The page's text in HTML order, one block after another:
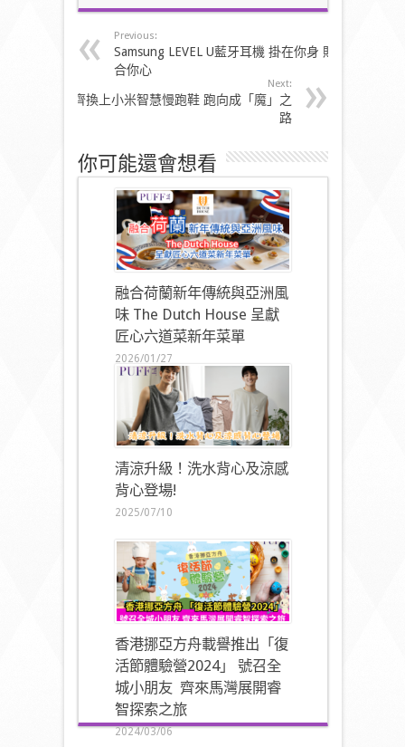
Previous:
Samsung LEVEL U藍牙耳機 掛在你身 貼
合你心
Next:
齊換上小米智慧慢跑鞋 跑向成「魔」之
路
你可能還會想看
融合荷蘭新年傳統與亞洲風
味 The Dutch House 呈獻
匠心六道菜新年菜單
2026/01/27
清涼升級！洗水背心及涼感
背心登場!
2025/07/10
香港挪亞方舟載譽推出「復
活節體驗營2024」 號召全
城小朋友 齊來馬灣展開睿
智探索之旅
2024/03/06